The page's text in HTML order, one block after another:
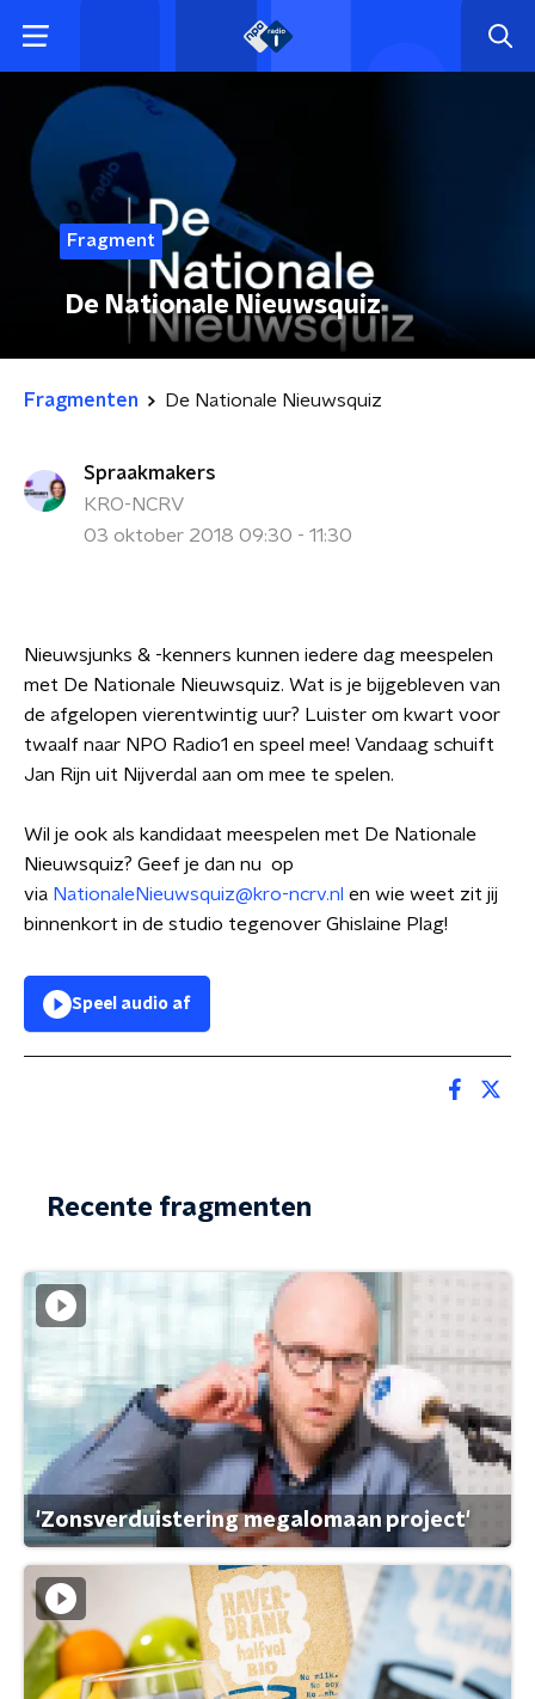
Fragment
De Nationale Nieuwsquiz
Fragmenten De Nationale Nieuwsquiz
Spraakmakers
KRO-NCRV
03 oktober 2018 09:30 - 11:30
Nieuwsjunks & -kenners kunnen iedere dag meespelen
met De Nationale Nieuwsquiz. Wat is je bijgebleven van
de afgelopen vierentwintig uur? Luister om kwart voor
twaalf naar NPO Radio1 en speel mee! Vandaag schuift
Jan Rijn uit Nijverdal aan om mee te spelen.
Wil je ook als kandidaat meespelen met De Nationale
Nieuwsquiz? Geef je dan nu op
via NationaleNieuwsquiz@kro-ncrv.nl en wie weet zit jij
binnenkort in de studio tegenover Ghislaine Plag!
Speel audio af
Recente fragmenten
'Zonsverduistering megalomaan project'